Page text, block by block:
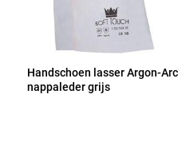
Handschoen lasser Argon-Arc
nappaleder grijs